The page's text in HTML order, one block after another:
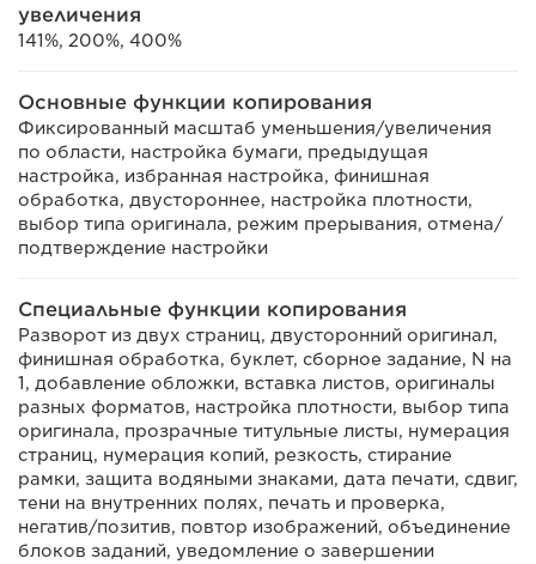
увеличения
141%, 200%, 400%
Основные функции копирования
Фиксированный масштаб уменьшения/увеличения
по области, настройка бумаги, предыдущая
настройка, избранная настройка, финишная
обработка, двустороннее, настройка плотности,
выбор типа оригинала, режим прерывания, отмена/
подтверждение настройки
Специальные функции копирования
Разворот из двух страниц, двусторонний оригинал,
финишная обработка, буклет, сборное задание, N на
1, добавление обложки, вставка листов, оригиналы
разных форматов, настройка плотности, выбор типа
оригинала, прозрачные титульные листы, нумерация
страниц, нумерация копий, резкость, стирание
рамки, защита водяными знаками, дата печати, сдвиг,
тени на внутренних полях, печать и проверка,
негатив/позитив, повтор изображений, объединение
блоков заданий, уведомление о завершении